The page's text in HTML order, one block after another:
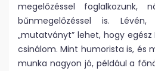
megelőzéssel
bűnmegelőzéssel is.
„mutatványt” lehet, hogy
csinálom. Mint humorista is, és
munka nagyon jó, például a